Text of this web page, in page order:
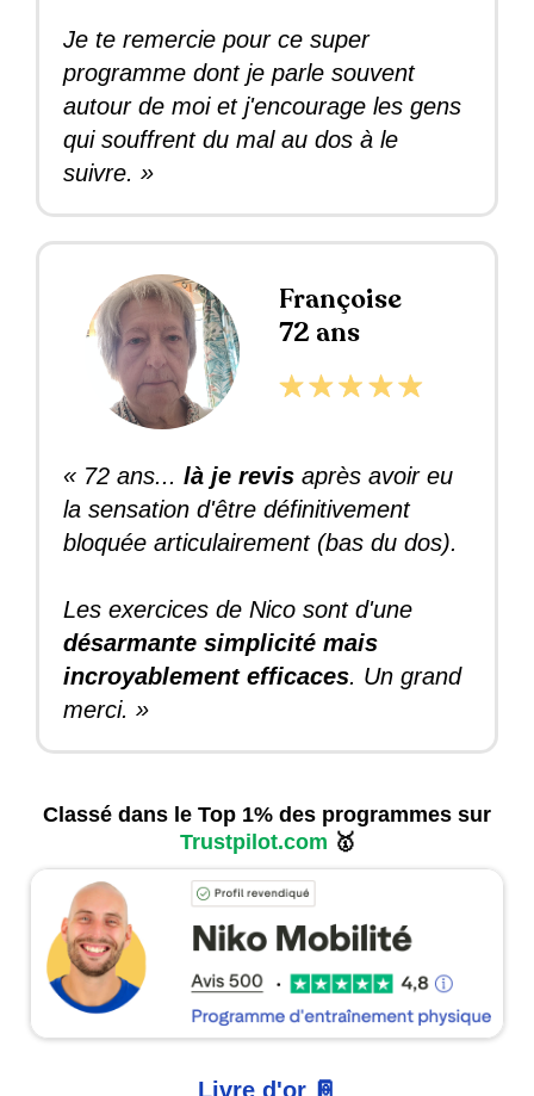
Je te remercie pour ce super
programme dont je parle souvent
autour de moi et j'encourage les gens
qui souffrent du mal au dos à le
suivre. »
Françoise
72 ans
« 72 ans... là je revis après avoir eu
la sensation d'être définitivement
bloquée articulairement (bas du dos).
Les exercices de Nico sont d'une
désarmante simplicité mais
incroyablement efficaces. Un grand
merci. »
Classé dans le Top 1% des programmes sur
Trustpilot.com 🥇
Livre d'or 📔